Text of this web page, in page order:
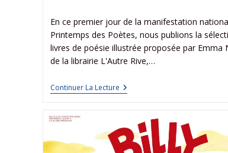
En ce premier jour de la manifestation
Printemps des Poètes, nous publions la
livres de poésie illustrée proposée par Emma
de la librairie L'Autre Rive,…
Continuer La Lecture